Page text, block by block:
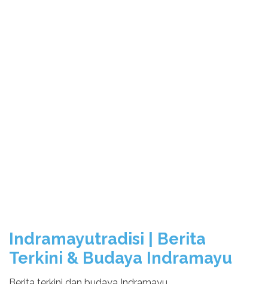
Indramayutradisi | Berita
Terkini & Budaya Indramayu